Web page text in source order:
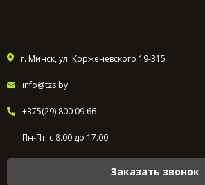
г. Минск, ул. Корженевского 19-315
info@tzs.by
+375(29) 800 09 66
Пн-Пт: с 8.00 до 17.00
Заказать звонок